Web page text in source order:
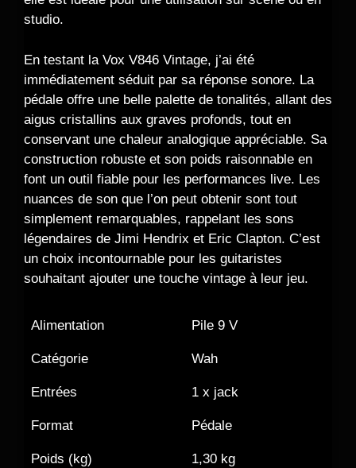
studio.
En testant la Vox V846 Vintage, j’ai été
immédiatement séduit par sa réponse sonore. La
pédale offre une belle palette de tonalités, allant des
aigus cristallins aux graves profonds, tout en
conservant une chaleur analogique appréciable. Sa
construction robuste et son poids raisonnable en
font un outil fiable pour les performances live. Les
nuances de son que l’on peut obtenir sont tout
simplement remarquables, rappelant les sons
légendaires de Jimi Hendrix et Eric Clapton. C’est
un choix incontournable pour les guitaristes
souhaitant ajouter une touche vintage à leur jeu.
Alimentation Pile 9 V
Catégorie Wah
Entrées 1 x jack
Format Pédale
Poids (kg) 1,30 kg